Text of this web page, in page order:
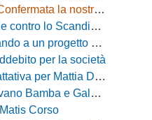
la nostra anteprima
Strulli di Monsummano
progetto ambizioso»
per la società
Mattia Della Morte
Bamba e Galeota
Corso